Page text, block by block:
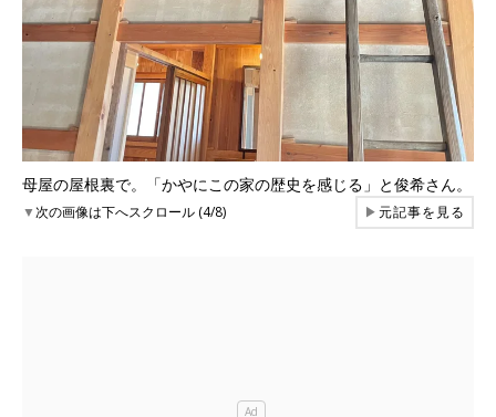
母屋の屋根裏で。「かやにこの家の歴史を感じる」と俊希さん。
▼次の画像は下へスクロール (4/8) ▶元記事を見る